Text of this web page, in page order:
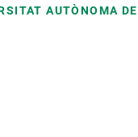
AUTÒNOMA DE